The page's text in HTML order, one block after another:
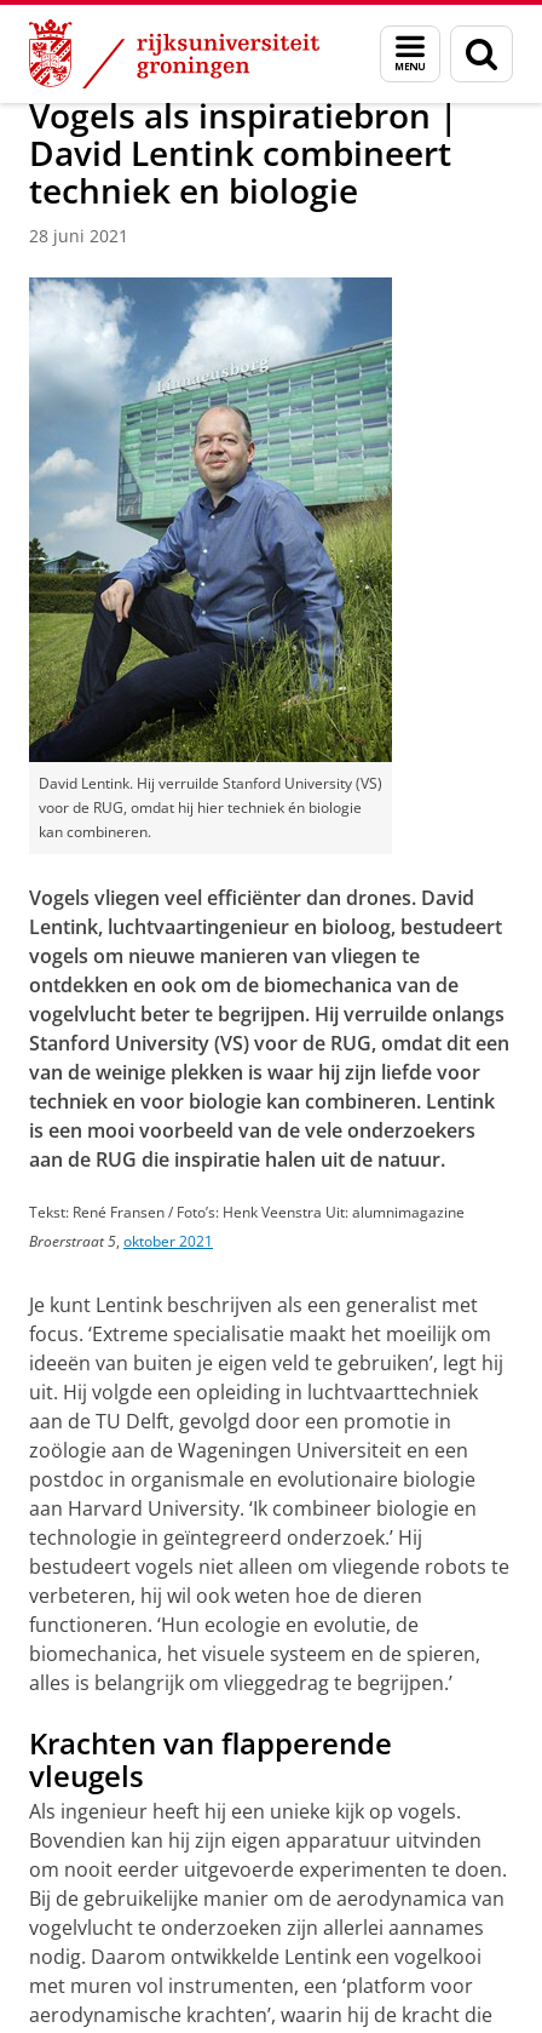
Skip
Content
Skip
Navigation
Menu
en
zoeken
Onderzoek Welcome Messages
Vogels als inspiratiebron |
David Lentink combineert
techniek en biologie
28 juni 2021
David Lentink. Hij verruilde Stanford University (VS)
voor de RUG, omdat hij hier techniek én biologie
kan combineren.
Vogels vliegen veel efficiënter dan drones. David
Lentink, luchtvaartingenieur en bioloog, bestudeert
vogels om nieuwe manieren van vliegen te
ontdekken en ook om de biomechanica van de
vogelvlucht beter te begrijpen. Hij verruilde onlangs
Stanford University (VS) voor de RUG, omdat dit een
van de weinige plekken is waar hij zijn liefde voor
techniek en voor biologie kan combineren. Lentink
is een mooi voorbeeld van de vele onderzoekers
aan de RUG die inspiratie halen uit de natuur.
Tekst: René Fransen / Foto’s: Henk Veenstra Uit: alumnimagazine
Broerstraat 5, oktober 2021
Je kunt Lentink beschrijven als een generalist met
focus. ‘Extreme specialisatie maakt het moeilijk om
ideeën van buiten je eigen veld te gebruiken’, legt hij
uit. Hij volgde een opleiding in luchtvaarttechniek
aan de TU Delft, gevolgd door een promotie in
zoölogie aan de Wageningen Universiteit en een
postdoc in organismale en evolutionaire biologie
aan Harvard University. ‘Ik combineer biologie en
technologie in geïntegreerd onderzoek.’ Hij
bestudeert vogels niet alleen om vliegende robots te
verbeteren, hij wil ook weten hoe de dieren
functioneren. ‘Hun ecologie en evolutie, de
biomechanica, het visuele systeem en de spieren,
alles is belangrijk om vlieggedrag te begrijpen.’
Krachten van flapperende
vleugels
Als ingenieur heeft hij een unieke kijk op vogels.
Bovendien kan hij zijn eigen apparatuur uitvinden
om nooit eerder uitgevoerde experimenten te doen.
Bij de gebruikelijke manier om de aerodynamica van
vogelvlucht te onderzoeken zijn allerlei aannames
nodig. Daarom ontwikkelde Lentink een vogelkooi
met muren vol instrumenten, een ‘platform voor
aerodynamische krachten’, waarin hij de kracht die